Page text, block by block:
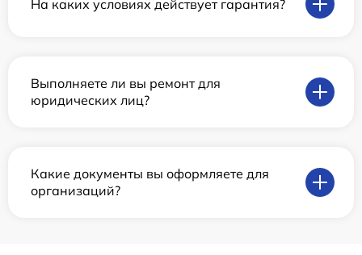
На каких условиях действует гарантия?
Выполняете ли вы ремонт для
юридических лиц?
Какие документы вы оформляете для
организаций?